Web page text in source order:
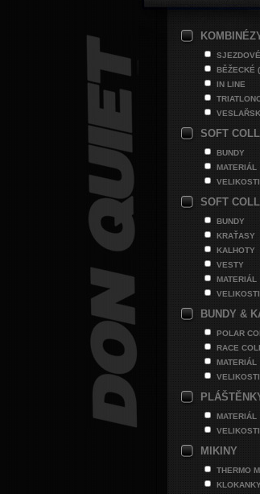
SJEZDOVÉ
BĚŽECKÉ
IN LINE
SOFT
BUNDY
MATERIÁL
VELIKOSTI
SOFT
BUNDY
KRAŤASY
KALHOTY
VESTY
MATERIÁL
VELIKOSTI
BUNDY &
POLAR
RACE
MATERIÁL
VELIKOSTI
MATERIÁL
VELIKOSTI
MIKINY
THERMO
KLOKANKY